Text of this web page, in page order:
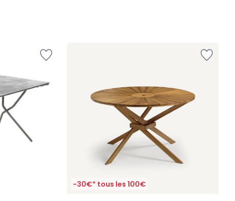
-30€* tous les 100€